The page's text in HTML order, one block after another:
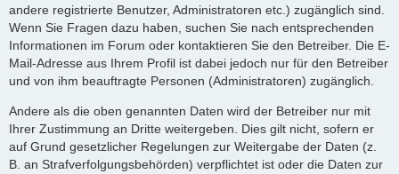
andere registrierte Benutzer, Administratoren etc.) zugänglich sind.
Wenn Sie Fragen dazu haben, suchen Sie nach entsprechenden
Informationen im Forum oder kontaktieren Sie den Betreiber. Die E-
Mail-Adresse aus Ihrem Profil ist dabei jedoch nur für den Betreiber
und von ihm beauftragte Personen (Administratoren) zugänglich.
Andere als die oben genannten Daten wird der Betreiber nur mit
Ihrer Zustimmung an Dritte weitergeben. Dies gilt nicht, sofern er
auf Grund gesetzlicher Regelungen zur Weitergabe der Daten (z.
B. an Strafverfolgungsbehörden) verpflichtet ist oder die Daten zur